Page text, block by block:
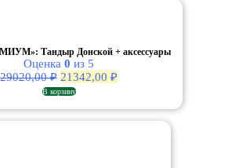
Тандыр Донской + аксессуары
Оценка 0 из 5
29020,00₽ Первоначальная
цена
21342,00 ₽
В корзину